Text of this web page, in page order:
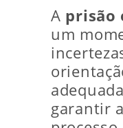
A prisão
um
garantir